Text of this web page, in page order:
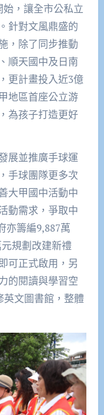
，讓全市公私立
針對文風鼎盛的
，除了同步推動
順天國中及日南
更計畫投入近3億
地區首座公立游
為孩子打造更好
展並推廣手球運
手球團隊更多次
大甲國中活動中
動需求，爭取中
亦籌編9,887萬
規劃改建新禮
可正式啟用，另
的閱讀與學習空
英文圖書館，整體